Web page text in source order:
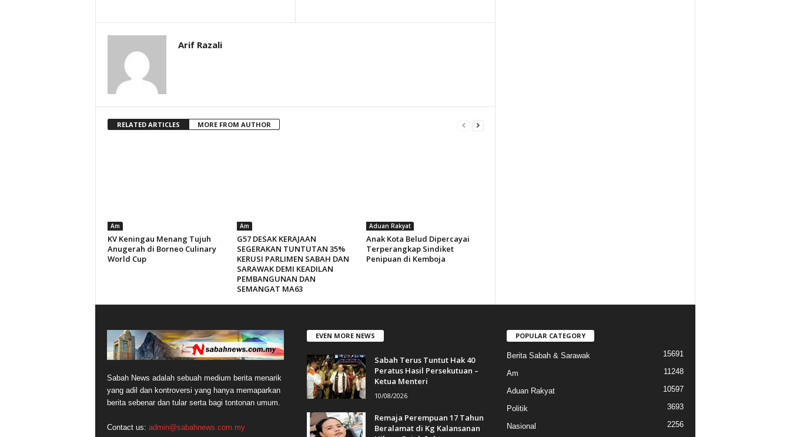
Arif Razali
RELATED ARTICLES MORE FROM AUTHOR
Am
KV Keningau Menang Tujuh
Anugerah di Borneo Culinary
World Cup
Am
G57 DESAK KERAJAAN
SEGERAKAN TUNTUTAN 35%
KERUSI PARLIMEN SABAH DAN
SARAWAK DEMI KEADILAN
PEMBANGUNAN DAN
SEMANGAT MA63
Aduan Rakyat
Anak Kota Belud Dipercayai
Terperangkap Sindiket
Penipuan di Kemboja
Sabah News adalah sebuah medium berita menarik
yang adil dan kontroversi yang hanya memaparkan
berita sebenar dan tular serta bagi tontonan umum.
Contact us: admin@sabahnews.com.my
EVEN MORE NEWS
Sabah Terus Tuntut Hak 40
Peratus Hasil Persekutuan –
Ketua Menteri
10/08/2026
Remaja Perempuan 17 Tahun
Beralamat di Kg Kalansanan
POPULAR CATEGORY
Berita Sabah & Sarawak 15691
Am 11248
Aduan Rakyat 10597
Politik 3693
Nasional 2256